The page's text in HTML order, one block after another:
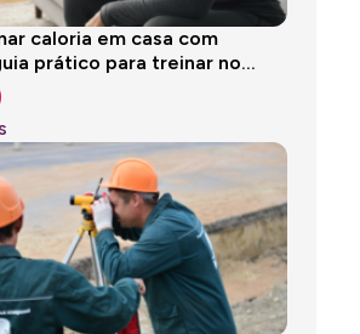
caloria em casa com
prático para treinar no...